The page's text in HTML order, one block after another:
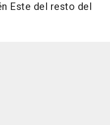
Este del resto del